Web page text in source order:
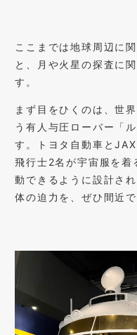
ここまでは地球周辺に
と、月や火星の探査に
す。
まず目をひくのは、世
う有人与圧ローバー「
す。トヨタ自動車と
飛行士2名が宇宙服を着
動できるように設計さ
体の迫力を、ぜひ間近